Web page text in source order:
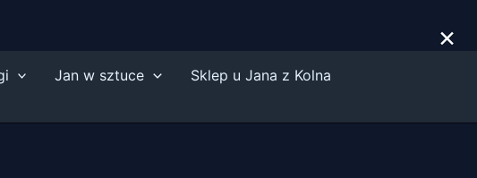
Jan w sztuce
Sklep u Jana z Kolna
×